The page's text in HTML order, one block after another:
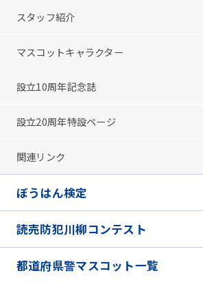
スタッフ紹介
マスコットキャラクター
設立10周年記念誌
設立20周年特設ページ
関連リンク
ぼうはん検定
読売防犯川柳コンテスト
都道府県警マスコット一覧